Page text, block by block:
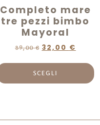
Completo mare
tre pezzi bimbo
Mayoral
39,00€ 32,00 €
SCEGLI